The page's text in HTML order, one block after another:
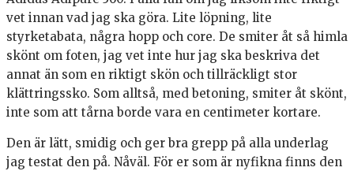
vet innan vad jag ska göra. Lite löpning, lite
styrketabata, några hopp och core. De smiter åt så himla
skönt om foten, jag vet inte hur jag ska beskriva det
annat än som en riktigt skön och tillräckligt stor
klättringssko. Som alltså, med betoning, smiter åt skönt,
inte som att tårna borde vara en centimeter kortare.
Den är lätt, smidig och ger bra grepp på alla underlag
jag testat den på. Nåväl. För er som är nyfikna finns den